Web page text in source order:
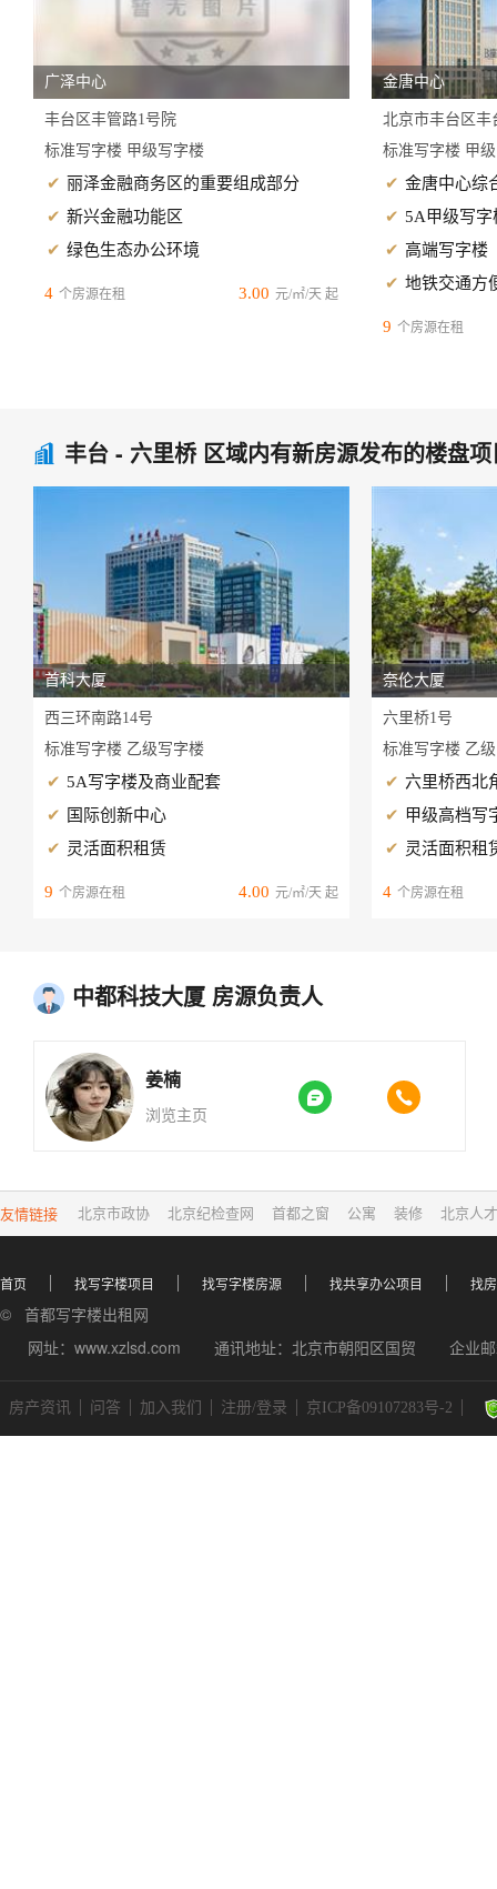
广泽中心
丰台区丰管路1号院
标准写字楼 甲级写字楼
丽泽金融商务区的重要组成部分
新兴金融功能区
绿色生态办公环境
4 个房源在租 3.00 元/㎡/天 起
金唐中心
北京市丰台区丰
标准写字楼 甲
金唐中心综
5A甲级写字
高端写字楼
地铁交通方
9 个房源在租
 丰台 - 六里桥 区域内有新房源发布的楼盘
首科大厦
西三环南路14号
标准写字楼 乙级写字楼
5A写字楼及商业配套
国际创新中心
灵活面积租赁
9 个房源在租 4.00 元/㎡/天 起
奈伦大厦
六里桥1号
标准写字楼 乙
六里桥西北
甲级高档写
灵活面积租
4 个房源在租
中都科技大厦 房源负责人
姜楠
浏览主页
 
友情链接 北京市政协 北京纪检查网 首都之窗 公寓 装修 北京人
首页 找写字楼项目 找写字楼房源 找共享办公项目 找
© 首都写字楼出租网
网址：www.xzlsd.com
通讯地址：北京市朝阳区国贸 企业
房产资讯 问答 加入我们 注册/登录 京ICP备09107283号-2